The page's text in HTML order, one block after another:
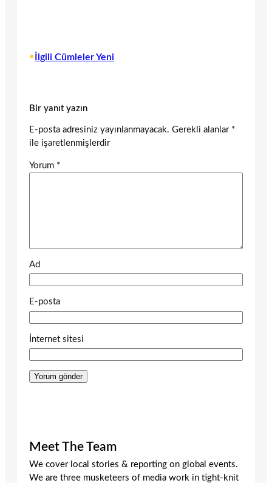
• İlgili Cümleler Yeni
Bir yanıt yazın
E-posta adresiniz yayınlanmayacak. Gerekli alanlar *
ile işaretlenmişlerdir
Yorum *
Ad
E-posta
İnternet sitesi
Meet The Team
We cover local stories & reporting on global events.
We are three musketeers of media work in tight-knit